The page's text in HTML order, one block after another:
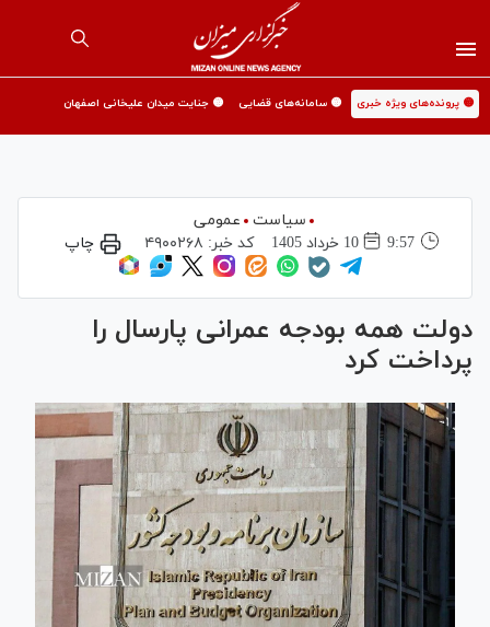
🟡 پرونده‌های ویژه خبری 🟡 سامانه‌های قضایی 🟡 جنایت میدان علیخانی اصفهان
سیاست
عمومی
9:57
10 خرداد 1405 کد خبر: ۴۹۰۰۲۶۸ چاپ
دولت همه بودجه عمرانی پارسال را
پرداخت کرد